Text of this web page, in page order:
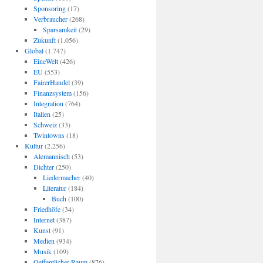
Sponsoring(17)
Verbraucher(268)
Sparsamkeit(29)
Zukunft(1.056)
Global(1.747)
EineWelt(426)
EU(553)
FairerHandel(39)
Finanzsystem(156)
Integration (764)
Italien (25)
Schweiz(33)
Twintowns(18)
Kultur(2.256)
Alemannisch(53)
Dichter(250)
Liedermacher(40)
Literatur(184)
Buch(100)
Friedhöfe(34)
Internet(387)
Kunst(91)
Medien (934)
Musik(109)